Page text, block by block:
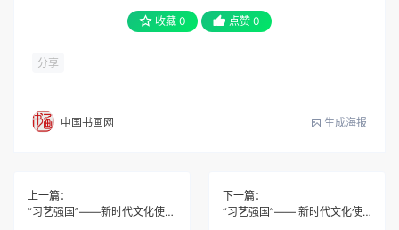
收藏 0 点赞 0
分享
中国书画网 生成海报
上一篇：
“习艺强国”――新时代文化使节王汉勋作品鉴赏
下一篇：
“习艺强国”―― 新时代文化使节颜成刚作品鉴赏